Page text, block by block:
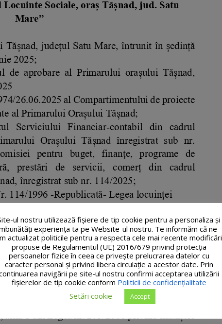
ul nostru utilizează fişiere de tip cookie pentru a personaliza și
experiența ta pe Website-ul nostru. Te informăm că ne-
actualizat politicile pentru a respecta cele mai recente modificări
propuse de Regulamentul (UE) 2016/679 privind protecția
persoanelor fizice în ceea ce privește prelucrarea datelor cu
caracter personal și privind libera circulație a acestor date. Prin
navigării pe site-ul nostru confirmi acceptarea utilizării
fişierelor de tip cookie conform Politicii de confidențialitate
Setări cookie
Accept